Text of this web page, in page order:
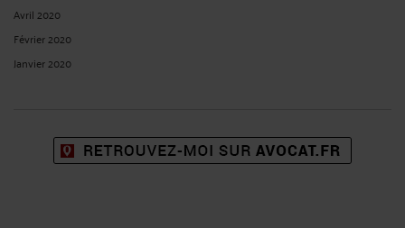
Avril 2020
Février 2020
Janvier 2020